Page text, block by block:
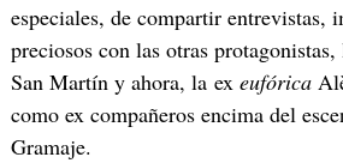
especiales, de compartir entrevistas,
preciosos con las otras
San Martín y ahora, la ex eufórica
como ex compañeros encima del
Gramaje.